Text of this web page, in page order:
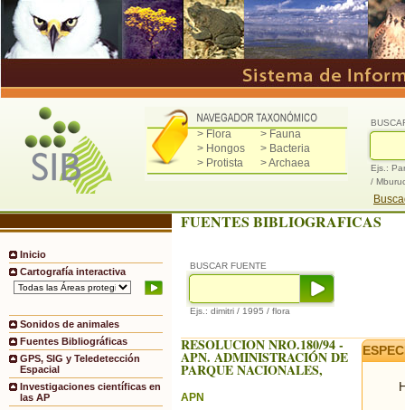
> Flora
> Fauna
> Hongos
> Bacteria
> Protista
> Archaea
Ejs.:
/
Inicio
Cartografía interactiva
Sonidos de animales
Fuentes Bibliográficas
GPS, SIG y Teledetección
Espacial
Investigaciones científicas en
las AP
FUENTES BIBLIOGRAFICAS
BUSCAR FUENTE
Ejs.: dimitri / 1995 / flora
RESOLUCION NRO.180/94 -
APN. ADMINISTRACIÓN DE
PARQUE NACIONALES,
APN